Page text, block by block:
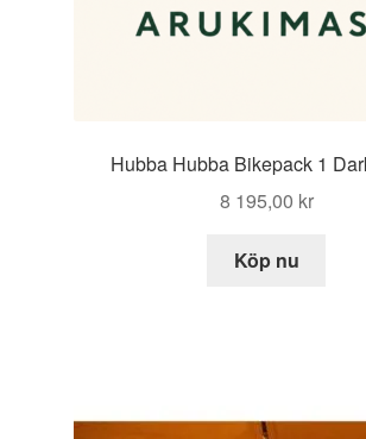
Hubba Hubba Bikepack 1
8 195,00 kr
Köp nu